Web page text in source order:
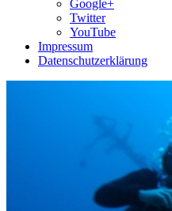
Google+
Twitter
YouTube
Impressum
Datenschutzerklärung
Das
https://
Das alte